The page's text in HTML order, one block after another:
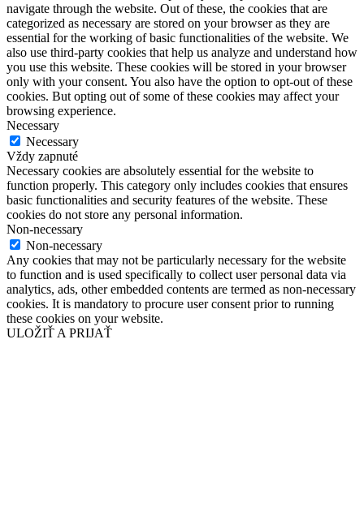
navigate through the website. Out of these, the cookies that are
categorized as necessary are stored on your browser as they are
essential for the working of basic functionalities of the website. We
also use third-party cookies that help us analyze and understand how
you use this website. These cookies will be stored in your browser
only with your consent. You also have the option to opt-out of these
cookies. But opting out of some of these cookies may affect your
browsing experience.
Necessary
Necessary
Vždy zapnuté
Necessary cookies are absolutely essential for the website to
function properly. This category only includes cookies that ensures
basic functionalities and security features of the website. These
cookies do not store any personal information.
Non-necessary
Non-necessary
Any cookies that may not be particularly necessary for the website
to function and is used specifically to collect user personal data via
analytics, ads, other embedded contents are termed as non-necessary
cookies. It is mandatory to procure user consent prior to running
these cookies on your website.
ULOŽIŤ A PRIJAŤ